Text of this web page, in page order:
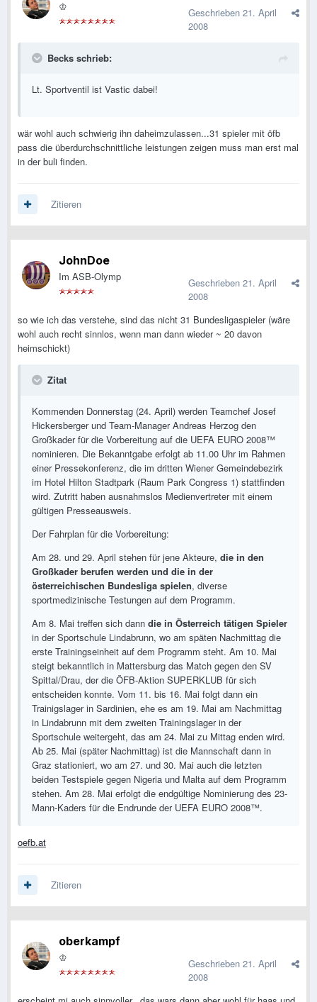
♔ Geschrieben 21. April
2008
Becks schrieb:
Lt. Sportventil ist Vastic dabei!
wär wohl auch schwierig ihn daheimzulassen...31 spieler mit öfb
pass die überdurchschnittliche leistungen zeigen muss man erst mal
in der buli finden.
Zitieren
JohnDoe
Im ASB-Olymp Geschrieben 21. April
2008
so wie ich das verstehe, sind das nicht 31 Bundesligaspieler (wäre
wohl auch recht sinnlos, wenn man dann wieder ~ 20 davon
heimschickt)
Zitat
Kommenden Donnerstag (24. April) werden Teamchef Josef
Hickersberger und Team-Manager Andreas Herzog den
Großkader für die Vorbereitung auf die UEFA EURO 2008™
nominieren. Die Bekanntgabe erfolgt ab 11.00 Uhr im Rahmen
einer Pressekonferenz, die im dritten Wiener Gemeindebezirk
im Hotel Hilton Stadtpark (Raum Park Congress 1) stattfinden
wird. Zutritt haben ausnahmslos Medienvertreter mit einem
gültigen Presseausweis.
Der Fahrplan für die Vorbereitung:
Am 28. und 29. April stehen für jene Akteure, die in den
Großkader berufen werden und die in der
österreichischen Bundesliga spielen, diverse
sportmedizinische Testungen auf dem Programm.
Am 8. Mai treffen sich dann die in Österreich tätigen Spieler
in der Sportschule Lindabrunn, wo am späten Nachmittag die
erste Trainingseinheit auf dem Programm steht. Am 10. Mai
steigt bekanntlich in Mattersburg das Match gegen den SV
Spittal/Drau, der die ÖFB-Aktion SUPERKLUB für sich
entscheiden konnte. Vom 11. bis 16. Mai folgt dann ein
Trainigslager in Sardinien, ehe es am 19. Mai am Nachmittag
in Lindabrunn mit dem zweiten Trainingslager in der
Sportschule weitergeht, das am 24. Mai zu Mittag enden wird.
Ab 25. Mai (später Nachmittag) ist die Mannschaft dann in
Graz stationiert, wo am 27. und 30. Mai auch die letzten
beiden Testspiele gegen Nigeria und Malta auf dem Programm
stehen. Am 28. Mai erfolgt die endgültige Nominierung des 23-
Mann-Kaders für die Endrunde der UEFA EURO 2008™.
oefb.at
Zitieren
oberkampf
♔ Geschrieben 21. April
2008